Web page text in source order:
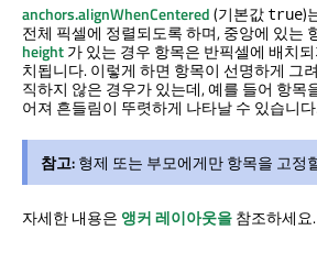
anchors.alignWhenCentered(기본값 true)
전체 픽셀에 정렬되도록 하며, 중앙에 있는
height가 있는 경우 항목은 반픽셀에 배치
치됩니다. 이렇게 하면 항목이 선명하게 그
직하지 않은 경우가 있는데, 예를 들어 항목
어져 흔들림이 뚜렷하게 나타날 수 있습니
참고:형제 또는 부모에게만 항목을 고정
자세한 내용은 앵커 레이아웃을참조하세요.